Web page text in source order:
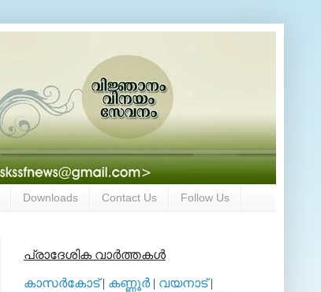
Downloads Contact Us Follow Us
പ്രാദേശിക വാര്‍ത്തകള്‍
കാസര്‍കോട്| കണ്ണൂര്‍| വയനാട്|